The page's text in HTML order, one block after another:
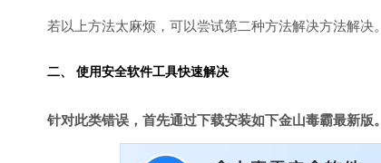
若以上方法太麻烦，可以尝试第二种方法解决方法解决。
二、 使用安全软件工具快速解决
针对此类错误，首先通过下载安装如下金山毒霸最新版。